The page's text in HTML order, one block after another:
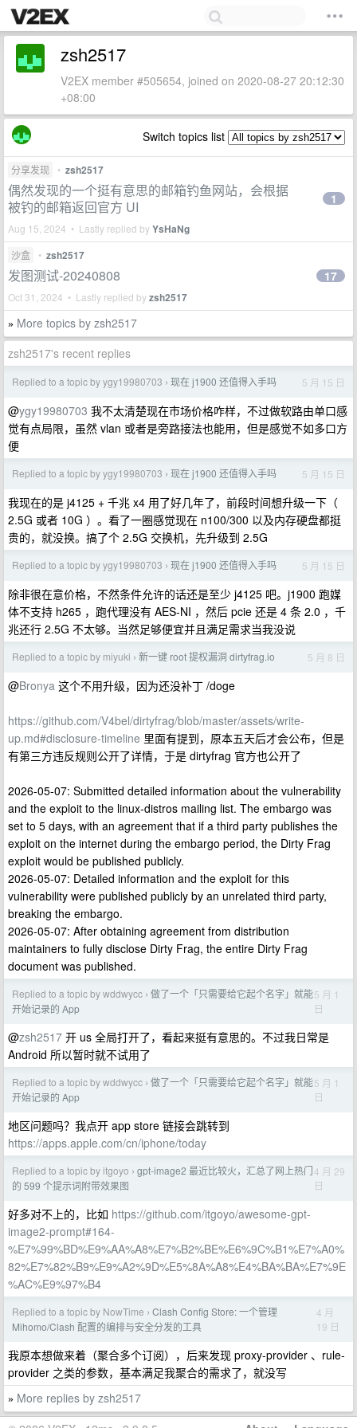
zsh2517
V2EX member #505654, joined on 2020-08-27 20:12:30
+08:00
Switch topics list
分享发现 • zsh2517
偶然发现的一个挺有意思的邮箱钓鱼网站，会根据
被钓的邮箱返回官方 UI
Aug 15, 2024 • Lastly replied byYsHaNg
1
沙盒 • zsh2517
发图测试-20240808
Oct 31, 2024 • Lastly replied byzsh2517
17
» More topics by zsh2517
zsh2517's recent replies
Replied to a topic by ygy19980703 › 现在 j1900 还值得入手吗 5 月 15 日
@ygy19980703 我不太清楚现在市场价格咋样，不过做软路由单口感
觉有点局限，虽然 vlan 或者是旁路接法也能用，但是感觉不如多口方
便
Replied to a topic by ygy19980703 › 现在 j1900 还值得入手吗 5 月 15 日
我现在的是 j4125 + 千兆 x4 用了好几年了，前段时间想升级一下（
2.5G 或者 10G ）。看了一圈感觉现在 n100/300 以及内存硬盘都挺
贵的，就没换。搞了个 2.5G 交换机，先升级到 2.5G
Replied to a topic by ygy19980703 › 现在 j1900 还值得入手吗 5 月 15 日
除非很在意价格，不然条件允许的话还是至少 j4125 吧。j1900 跑媒
体不支持 h265 ，跑代理没有 AES-NI ，然后 pcie 还是 4 条 2.0 ，千
兆还行 2.5G 不太够。当然足够便宜并且满足需求当我没说
Replied to a topic by miyuki › 新一键 root 提权漏洞 dirtyfrag.io 5 月 8 日
@Bronya 这个不用升级，因为还没补丁 /doge
https://github.com/V4bel/dirtyfrag/blob/master/assets/write-
up.md#disclosure-timeline 里面有提到，原本五天后才会公布，但是
有第三方违反规则公开了详情，于是 dirtyfrag 官方也公开了
2026-05-07: Submitted detailed information about the vulnerability
and the exploit to the linux-distros mailing list. The embargo was
set to 5 days, with an agreement that if a third party publishes the
exploit on the internet during the embargo period, the Dirty Frag
exploit would be published publicly.
2026-05-07: Detailed information and the exploit for this
vulnerability were published publicly by an unrelated third party,
breaking the embargo.
2026-05-07: After obtaining agreement from distribution
maintainers to fully disclose Dirty Frag, the entire Dirty Frag
document was published.
Replied to a topic by wddwycc › 做了一个「只需要给它起个名字」就能
开始记录的 App
5 月 1
日
@zsh2517 开 us 全局打开了，看起来挺有意思的。不过我日常是
Android 所以暂时就不试用了
Replied to a topic by wddwycc › 做了一个「只需要给它起个名字」就能
开始记录的 App
5 月 1
日
地区问题吗？我点开 app store 链接会跳转到
https://apps.apple.com/cn/iphone/today
Replied to a topic by itgoyo › gpt-image2 最近比较火，汇总了网上热门
的 599 个提示词附带效果图
4 月 29
日
好多对不上的，比如 https://github.com/itgoyo/awesome-gpt-
image2-prompt#164-
%E7%99%BD%E9%AA%A8%E7%B2%BE%E6%9C%B1%E7%A0%
82%E7%82%B9%E9%A2%9D%E5%8A%A8%E4%BA%BA%E7%9E
%AC%E9%97%B4
Replied to a topic by NowTime › Clash Config Store: 一个管理
Mihomo/Clash 配置的编排与安全分发的工具
4 月
19 日
我原本想做来着（聚合多个订阅），后来发现 proxy-provider 、rule-
provider 之类的参数，基本满足我聚合的需求了，就没写
» More replies by zsh2517